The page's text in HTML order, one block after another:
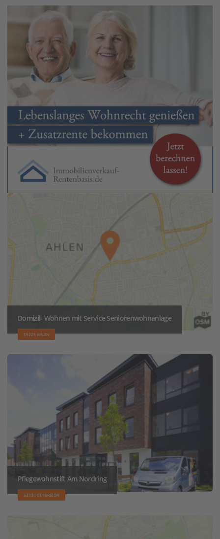
Domizil- Wohnen mit Service Seniorenwohnanlage
59229 AHLEN
Pflegewohnstift Am Nordring
33330 GÜTERSLOH